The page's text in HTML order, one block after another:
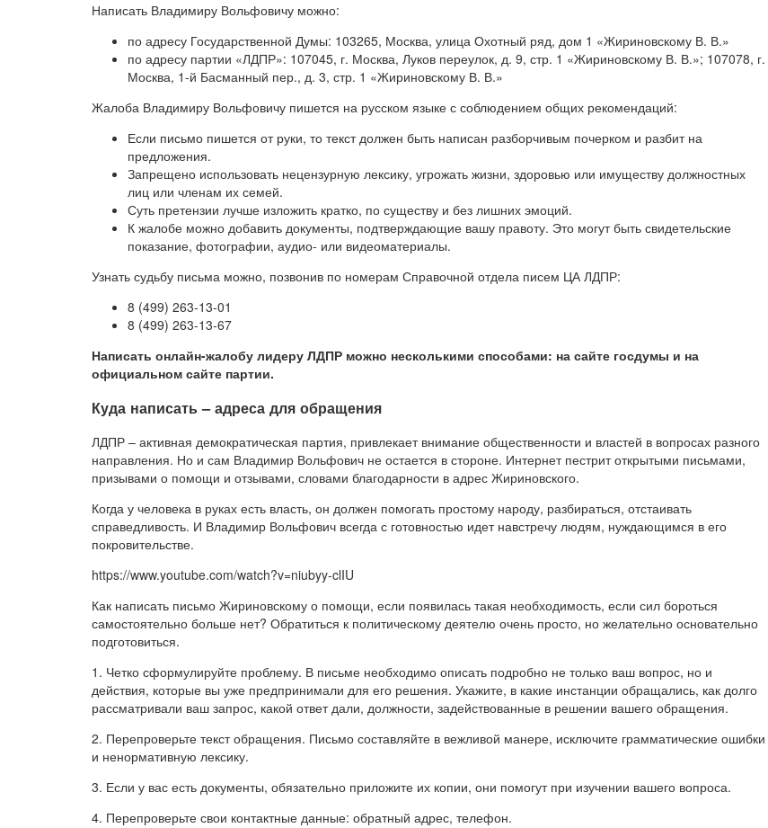
Написать Владимиру Вольфовичу можно:
по адресу Государственной Думы: 103265, Москва, улица Охотный ряд, дом 1 «Жириновскому В. В.»
по адресу партии «ЛДПР»: 107045, г. Москва, Луков переулок, д. 9, стр. 1 «Жириновскому В. В.»; 107078, г.
Москва, 1-й Басманный пер., д. 3, стр. 1 «Жириновскому В. В.»
Жалоба Владимиру Вольфовичу пишется на русском языке с соблюдением общих рекомендаций:
Если письмо пишется от руки, то текст должен быть написан разборчивым почерком и разбит на
предложения.
Запрещено использовать нецензурную лексику, угрожать жизни, здоровью или имуществу должностных
лиц или членам их семей.
Суть претензии лучше изложить кратко, по существу и без лишних эмоций.
К жалобе можно добавить документы, подтверждающие вашу правоту. Это могут быть свидетельские
показание, фотографии, аудио- или видеоматериалы.
Узнать судьбу письма можно, позвонив по номерам Справочной отдела писем ЦА ЛДПР:
8 (499) 263-13-01
8 (499) 263-13-67
Написать онлайн-жалобу лидеру ЛДПР можно несколькими способами: на сайте госдумы и на
официальном сайте партии.
Куда написать – адреса для обращения
ЛДПР – активная демократическая партия, привлекает внимание общественности и властей в вопросах разного
направления. Но и сам Владимир Вольфович не остается в стороне. Интернет пестрит открытыми письмами,
призывами о помощи и отзывами, словами благодарности в адрес Жириновского.
Когда у человека в руках есть власть, он должен помогать простому народу, разбираться, отстаивать
справедливость. И Владимир Вольфович всегда с готовностью идет навстречу людям, нуждающимся в его
покровительстве.
https://www.youtube.com/watch?v=niubyy-clIU
Как написать письмо Жириновскому о помощи, если появилась такая необходимость, если сил бороться
самостоятельно больше нет? Обратиться к политическому деятелю очень просто, но желательно основательно
подготовиться.
1. Четко сформулируйте проблему. В письме необходимо описать подробно не только ваш вопрос, но и
действия, которые вы уже предпринимали для его решения. Укажите, в какие инстанции обращались, как долго
рассматривали ваш запрос, какой ответ дали, должности, задействованные в решении вашего обращения.
2. Перепроверьте текст обращения. Письмо составляйте в вежливой манере, исключите грамматические ошибки
и ненормативную лексику.
3. Если у вас есть документы, обязательно приложите их копии, они помогут при изучении вашего вопроса.
4. Перепроверьте свои контактные данные: обратный адрес, телефон.